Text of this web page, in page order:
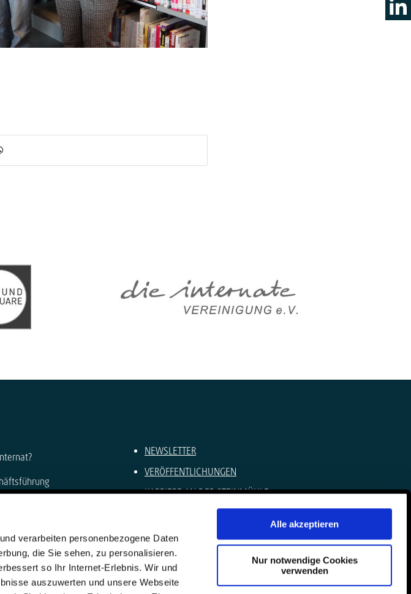
verarbeiten personenbezogene Daten
die Sie sehen, zu personalisieren.
so Ihr Internet-Erlebnis. Wir und
auszuwerten und unsere Webseite
Alle akzeptieren
Nur notwendige Cookies
verwenden
NEWSLETTER
VERÖFFENTLICHUNGEN
KARRIERE AN DER STEINMÜHLE
IMPRESSUM
DATENSCHUTZ
KONTAKT